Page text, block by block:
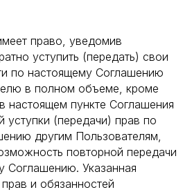
право, уведомив
уступить (передать) свои
по настоящему Соглашению
в полном объеме, кроме
настоящем пункте Соглашения
(передачи) прав по
другим Пользователям,
повторной передачи
Соглашению. Указанная
и обязанностей